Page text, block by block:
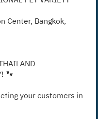
Center, Bangkok,
🐾
your customers in